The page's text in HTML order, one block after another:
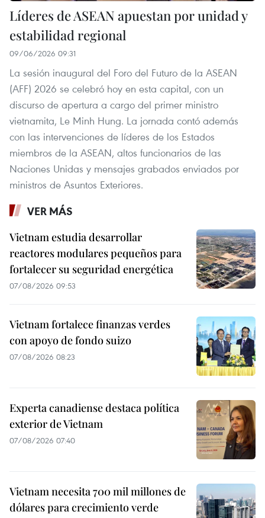
Líderes de ASEAN apuestan por unidad y
estabilidad regional
09/06/2026 09:31
La sesión inaugural del Foro del Futuro de la ASEAN
(AFF) 2026 se celebró hoy en esta capital, con un
discurso de apertura a cargo del primer ministro
vietnamita, Le Minh Hung. La jornada contó además
con las intervenciones de líderes de los Estados
miembros de la ASEAN, altos funcionarios de las
Naciones Unidas y mensajes grabados enviados por
ministros de Asuntos Exteriores.
VER MÁS
Vietnam estudia desarrollar
reactores modulares pequeños para
fortalecer su seguridad energética
07/08/2026 09:53
Vietnam fortalece finanzas verdes
con apoyo de fondo suizo
07/08/2026 08:23
Experta canadiense destaca política
exterior de Vietnam
07/08/2026 07:40
Vietnam necesita 700 mil millones de
dólares para crecimiento verde